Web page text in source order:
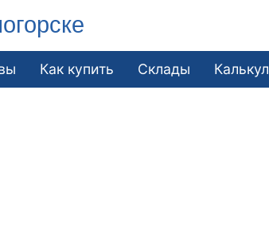
Как купить Склады